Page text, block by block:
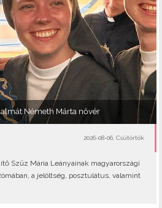
Németh Márta nővér
2026-08-06, Csütörtök
Szűz Mária Leányainak magyarországi
a jelöltség, posztulátus, valamint